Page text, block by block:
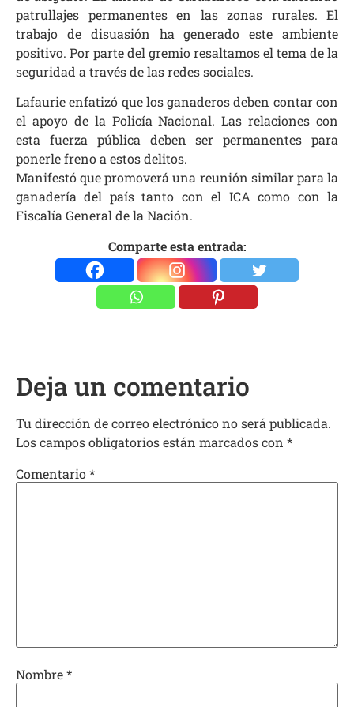
patrullajes permanentes en las zonas rurales. El
trabajo de disuasión ha generado este ambiente
positivo. Por parte del gremio resaltamos el tema de la
seguridad a través de las redes sociales.
Lafaurie enfatizó que los ganaderos deben contar con
el apoyo de la Policía Nacional. Las relaciones con
esta fuerza pública deben ser permanentes para
ponerle freno a estos delitos.
Manifestó que promoverá una reunión similar para la
ganadería del país tanto con el ICA como con la
Fiscalía General de la Nación.
Comparte esta entrada:
Deja un comentario
Tu dirección de correo electrónico no será publicada.
Los campos obligatorios están marcados con *
Comentario*
Nombre*